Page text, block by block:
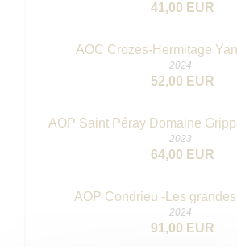
41,00 EUR
AOC Crozes-Hermitage
2024
52,00 EUR
AOP Saint Péray Domaine
2023
64,00 EUR
AOP Condrieu -Les
2024
91,00 EUR